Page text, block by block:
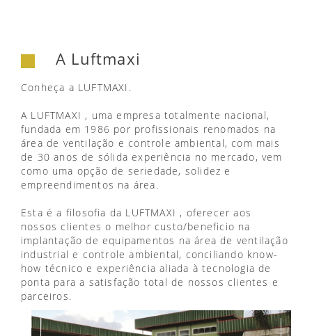
A Luftmaxi
Conheça a LUFTMAXI.
A LUFTMAXI , uma empresa totalmente nacional,
fundada em 1986 por profissionais renomados na
área de ventilação e controle ambiental, com mais
de 30 anos de sólida experiência no mercado, vem
como uma opção de seriedade, solidez e
empreendimentos na área.
Esta é a filosofia da LUFTMAXI , oferecer aos
nossos clientes o melhor custo/beneficio na
implantação de equipamentos na área de ventilação
industrial e controle ambiental, conciliando know-
how técnico e experiência aliada à tecnologia de
ponta para a satisfação total de nossos clientes e
parceiros.